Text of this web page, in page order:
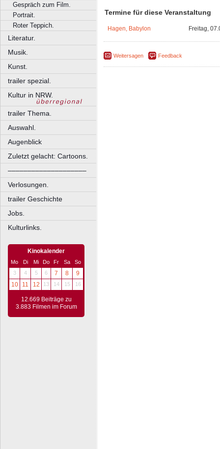
Gespräch zum Film.
Portrait.
Roter Teppich.
Literatur.
Musik.
Kunst.
trailer spezial.
Kultur in NRW.
trailer Thema.
Auswahl.
Augenblick
Zuletzt gelacht: Cartoons.
––––––––––––––––––––
Verlosungen.
trailer Geschichte
Jobs.
Kulturlinks.
Kinokalender
Mo Di Mi Do Fr Sa
So
3
4 5 6 7 8
9
10
11 12 13 14 15 16
12.669 Beiträge zu
3.883 Filmen im Forum
Termine für diese Veranstaltung
Hagen, Babylon Freitag,
Weitersagen Feedback